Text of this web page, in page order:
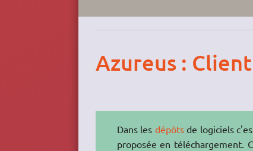
Azureus :
Dans les dépôtsde logiciels
proposée en téléchargement.